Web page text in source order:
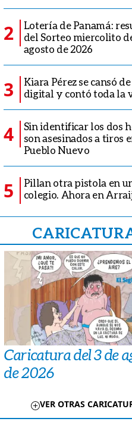
2
Lotería de Panamá:
del Sorteo miercolito
agosto de 2026
3
Kiara Pérez se cansó
digital y contó toda la
4
Sin identificar los dos
son asesinados a tiros
Pueblo Nuevo
5
Pillan otra pistola en
colegio. Ahora en
Caricatura del 3 de
de 2026
VER OTRAS